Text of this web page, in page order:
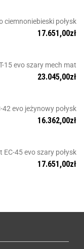
ciemnoniebieski połysk
17.651,00zł
15 evo szary mech mat
23.045,00zł
42 evo jeżynowy połysk
16.362,00zł
EC-45 evo szary połysk
17.651,00zł